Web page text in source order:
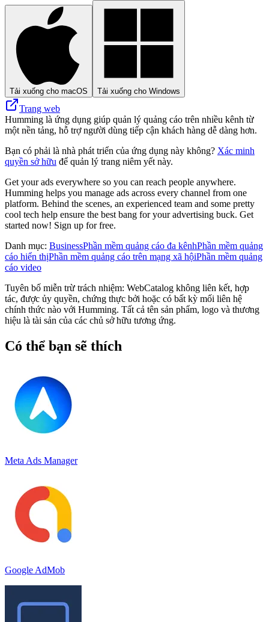
Tải xuống cho macOS Tải xuống cho Windows
Trang web
Humming là ứng dụng giúp quản lý quảng cáo trên nhiều kênh từ
một nền tảng, hỗ trợ người dùng tiếp cận khách hàng dễ dàng hơn.
Bạn có phải là nhà phát triển của ứng dụng này không? Xác minh
quyền sở hữu để quản lý trang niêm yết này.
Get your ads everywhere so you can reach people anywhere.
Humming helps you manage ads across every channel from one
platform. Behind the scenes, an experienced team and some pretty
cool tech help ensure the best bang for your advertising buck. Get
started now! Sign up for free.
Danh mục: BusinessPhần mềm quảng cáo đa kênhPhần mềm quảng
cáo hiển thịPhần mềm quảng cáo trên mạng xã hộiPhần mềm quảng
cáo video
Tuyên bố miễn trừ trách nhiệm: WebCatalog không liên kết, hợp
tác, được ủy quyền, chứng thực bởi hoặc có bất kỳ mối liên hệ
chính thức nào với Humming. Tất cả tên sản phẩm, logo và thương
hiệu là tài sản của các chủ sở hữu tương ứng.
Có thể bạn sẽ thích
Meta Ads Manager
Google AdMob